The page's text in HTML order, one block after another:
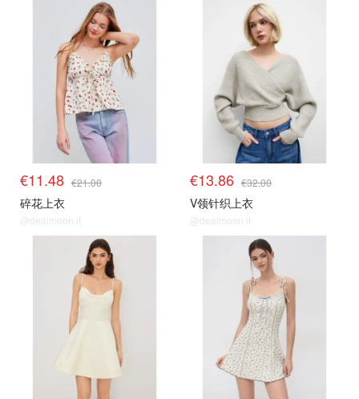
€11.48 €21.00
碎花上衣
@dealmoon.it
€13.86 €32.00
V领针织上衣
@dealmoon.it